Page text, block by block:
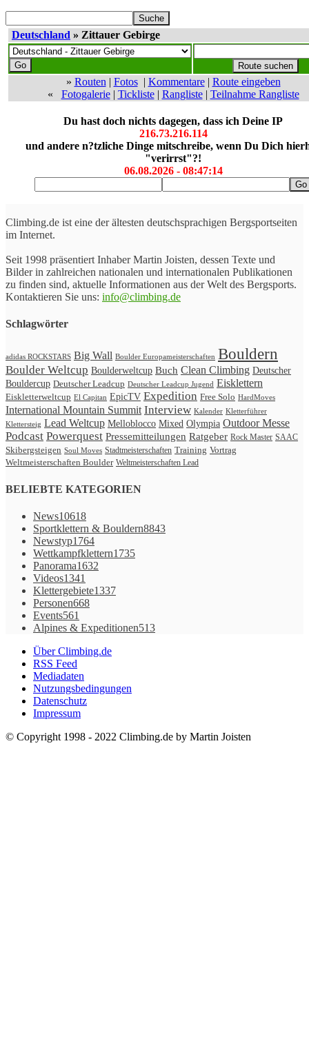
Deutschland » Zittauer Gebirge
» Routen | Fotos| Kommentare| Route eingeben
« Fotogalerie| Tickliste| Rangliste| Teilnahme Rangliste
Du hast doch nichts dagegen, dass ich Deine IP
216.73.216.114
und andere n?tzliche Dinge mitschreibe, wenn Du Dich
"verirrst"?!
06.08.2026 - 08:47:14
Climbing.de ist eine der ältesten deutschsprachigen Bergsportseiten
im Internet.
Seit 1998 präsentiert Inhaber Martin Joisten, dessen Texte und
Bilder in zahlreichen nationalen und internationalen Publikationen
zu finden sind, aktuelle Informationen aus der Welt des Bergsports.
Kontaktieren Sie uns: info@climbing.de
Schlagwörter
adidas ROCKSTARS Big Wall Boulder Europameisterschaften Bouldern
Boulder Weltcup Boulderweltcup Buch Clean Climbing Deutscher
Bouldercup Deutscher Leadcup Deutscher Leadcup Jugend Eisklettern
Eiskletterweltcup El Capitan EpicTV Expedition Free Solo HardMoves
International Mountain Summit Interview Kalender Kletterführer
Klettersteig Lead Weltcup Melloblocco Mixed Olympia Outdoor Messe
Podcast Powerquest Pressemitteilungen Ratgeber Rock Master SAAC
Skibergsteigen Soul Moves Stadtmeisterschaften Training Vortrag
Weltmeisterschaften Boulder Weltmeisterschaften Lead
BELIEBTE KATEGORIEN
News10618
Sportklettern & Bouldern8843
Newstyp1764
Wettkampfklettern1735
Panorama1632
Videos1341
Klettergebiete1337
Personen668
Events561
Alpines & Expeditionen513
Über Climbing.de
RSS Feed
Mediadaten
Nutzungsbedingungen
Datenschutz
Impressum
© Copyright 1998 - 2022 Climbing.de by Martin Joisten